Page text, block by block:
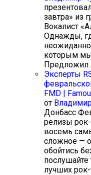
завтра» из
Вокалист
Однажды,
которым мы
Эксперты
FMD |
от
Донбасс
релизы
восемь
сложное —
обойтись
послушайте
лучших